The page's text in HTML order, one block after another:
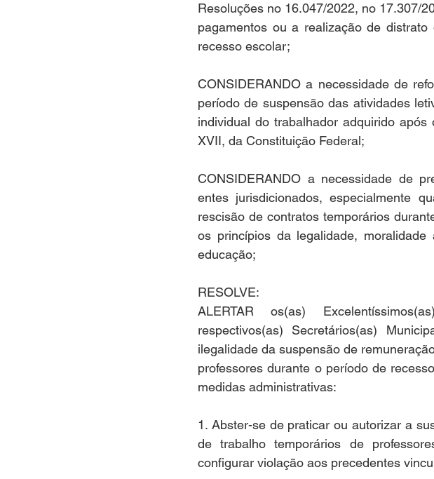
Resoluções no 16.047/2022, no 17.307/
pagamentos ou a realização de
recesso escolar;
CONSIDERANDO a necessidade de
período de suspensão das atividades
individual do trabalhador adquirido
XVII, da Constituição Federal;
CONSIDERANDO a necessidade de
entes jurisdicionados, especialmente
rescisão de contratos temporários
os princípios da legalidade,
educação;
RESOLVE:
ALERTAR os(as)
respectivos(as) Secretários(as)
ilegalidade da suspensão de
professores durante o período de
medidas administrativas:
1. Abster-se de praticar ou autorizar a
de trabalho temporários de
configurar violação aos precedentes